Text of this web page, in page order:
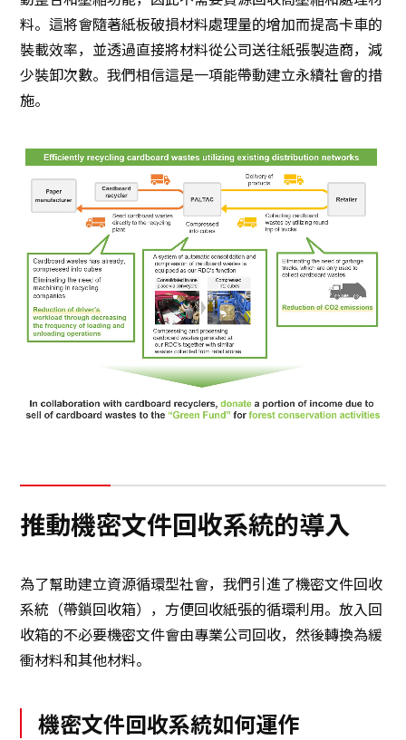
料。這將會隨著紙板破損材料處理量的增加而提高卡車的
裝載效率，並透過直接將材料從公司送往紙張製造商，減
少裝卸次數。我們相信這是一項能帶動建立永續社會的措
施。
推動機密文件回收系統的導入
為了幫助建立資源循環型社會，我們引進了機密文件回收
系統（帶鎖回收箱），方便回收紙張的循環利用。放入回
收箱的不必要機密文件會由專業公司回收，然後轉換為緩
衝材料和其他材料。
機密文件回收系統如何運作